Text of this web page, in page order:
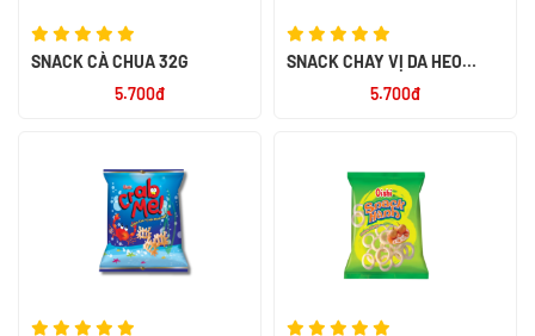
SNACK CÀ CHUA 32G
5.700đ
SNACK CHAY VỊ DA HEO
5.700đ